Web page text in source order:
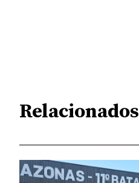
Relacionados